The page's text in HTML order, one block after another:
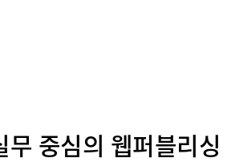
중심의 웹퍼블리싱